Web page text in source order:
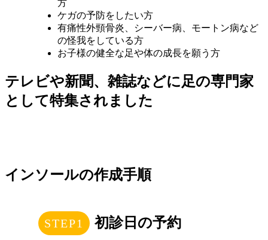
方
ケガの予防をしたい方
有痛性外頸骨炎、シーバー病、モートン病など
の怪我をしている方
お子様の健全な足や体の成長を願う方
テレビや新聞、雑誌などに足の専門家
として特集されました
インソールの作成手順
初診日の予約